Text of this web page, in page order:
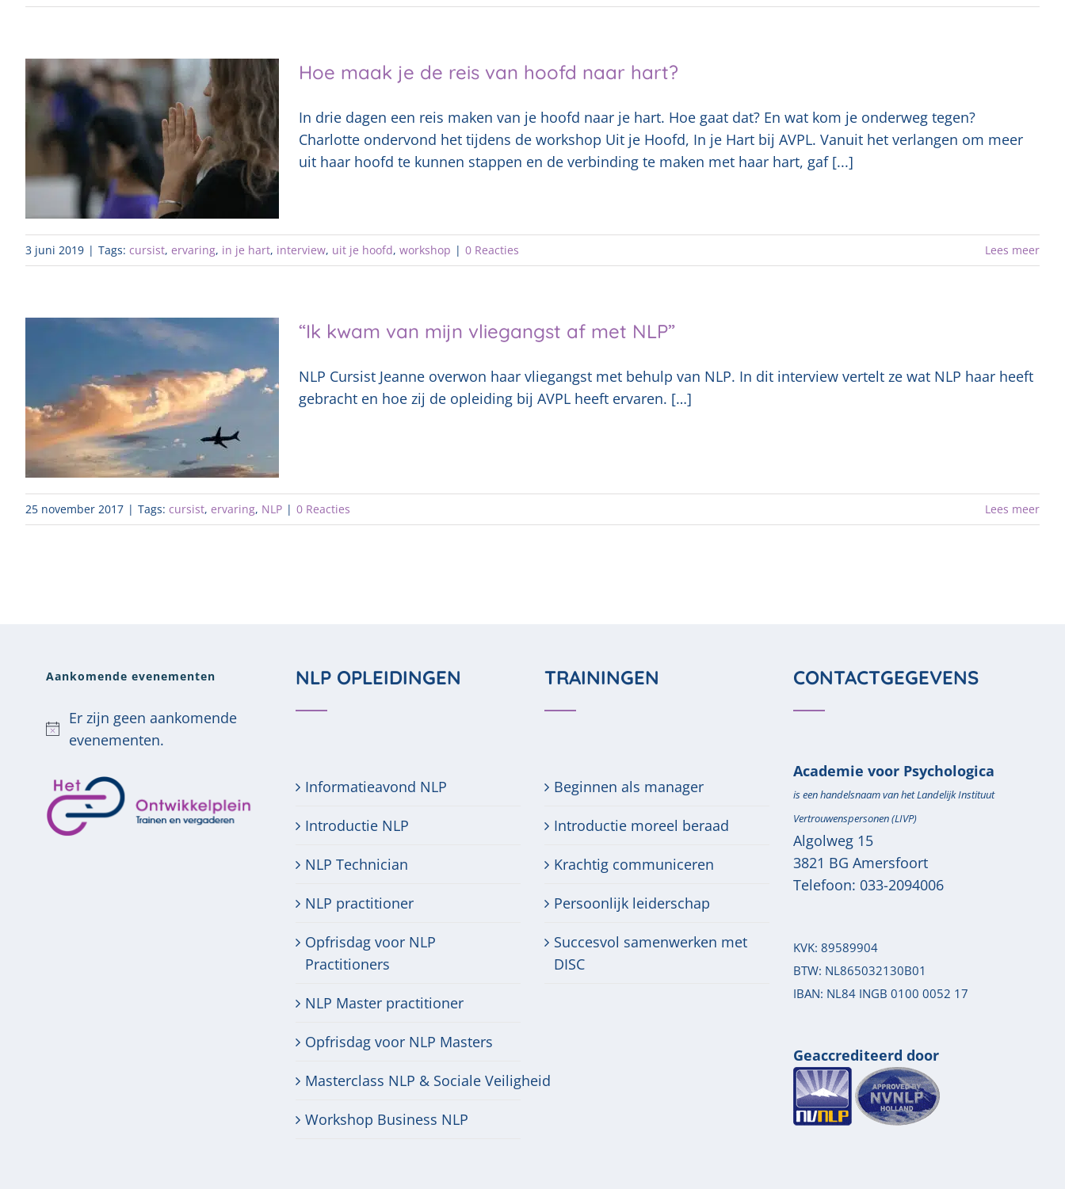
Hoe maak je de reis van hoofd naar hart?
In drie dagen een reis maken van je hoofd naar je hart. Hoe gaat dat? En wat kom je onderweg tegen?
Charlotte ondervond het tijdens de workshop Uit je Hoofd, In je Hart bij AVPL. Vanuit het verlangen om meer
uit haar hoofd te kunnen stappen en de verbinding te maken met haar hart, gaf [...]
3 juni 2019 | Tags: cursist, ervaring, in je hart, interview, uit je hoofd, workshop | 0 Reacties Lees meer
“Ik kwam van mijn vliegangst af met NLP”
NLP Cursist Jeanne overwon haar vliegangst met behulp van NLP. In dit interview vertelt ze wat NLP haar heeft
gebracht en hoe zij de opleiding bij AVPL heeft ervaren. […]
25 november 2017 | Tags: cursist, ervaring, NLP | 0 Reacties Lees meer
Aankomende evenementen
Bericht
Er zijn geen aankomende
evenementen.
NLP OPLEIDINGEN
Informatieavond NLP
Introductie NLP
NLP Technician
NLP practitioner
Opfrisdag voor NLP
Practitioners
NLP Master practitioner
Opfrisdag voor NLP Masters
Masterclass NLP & Sociale Veiligheid
Workshop Business NLP
TRAININGEN
Beginnen als manager
Introductie moreel beraad
Krachtig communiceren
Persoonlijk leiderschap
Succesvol samenwerken met
DISC
CONTACTGEGEVENS
Academie voor Psychologica
is een handelsnaam van het Landelijk Instituut
Vertrouwenspersonen (LIVP)
Algolweg 15
3821 BG Amersfoort
Telefoon: 033-2094006
KVK: 89589904
BTW: NL865032130B01
IBAN: NL84 INGB 0100 0052 17
Geaccrediteerd door